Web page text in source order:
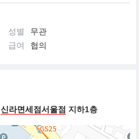
성별
무관
급여 협의
신라면세점서울점 지하1층